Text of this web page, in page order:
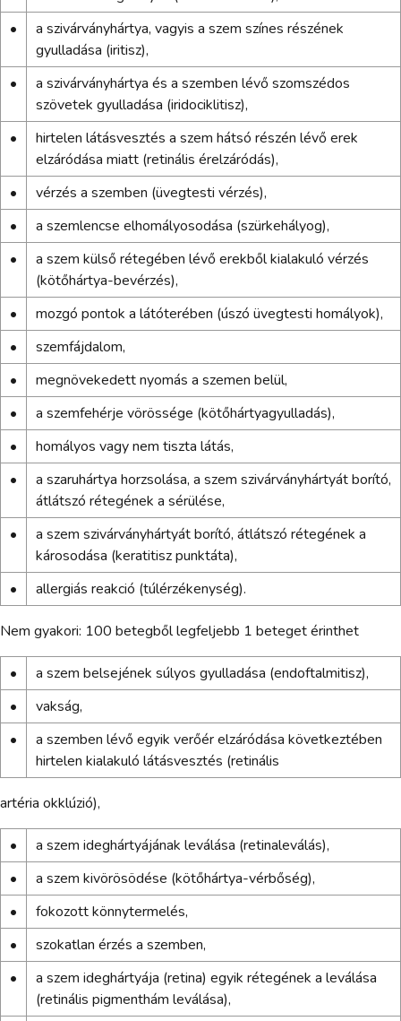
•
a szivárványhártya, vagyis a szem színes részének
gyulladása (iritisz),
•
a szivárványhártya és a szemben lévő szomszédos
szövetek gyulladása (iridociklitisz),
•
hirtelen látásvesztés a szem hátsó részén lévő erek
elzáródása miatt (retinális érelzáródás),
•
vérzés a szemben (üvegtesti vérzés),
•
a szemlencse elhomályosodása (szürkehályog),
•
a szem külső rétegében lévő erekből kialakuló vérzés
(kötőhártya-bevérzés),
•
mozgó pontok a látóterében (úszó üvegtesti homályok),
•
szemfájdalom,
•
megnövekedett nyomás a szemen belül,
•
a szemfehérje vörössége (kötőhártyagyulladás),
•
homályos vagy nem tiszta látás,
•
a szaruhártya horzsolása, a szem szivárványhártyát borító,
átlátszó rétegének a sérülése,
•
a szem szivárványhártyát borító, átlátszó rétegének a
károsodása (keratitisz punktáta),
•
allergiás reakció (túlérzékenység).
Nem gyakori: 100 betegből legfeljebb 1 beteget érinthet
•
a szem belsejének súlyos gyulladása (endoftalmitisz),
•
vakság,
•
a szemben lévő egyik verőér elzáródása következtében
hirtelen kialakuló látásvesztés (retinális
artéria okklúzió),
•
a szem ideghártyájának leválása (retinaleválás),
•
a szem kivörösödése (kötőhártya-vérbőség),
•
fokozott könnytermelés,
•
szokatlan érzés a szemben,
•
a szem ideghártyája (retina) egyik rétegének a leválása
(retinális pigmenthám leválása),